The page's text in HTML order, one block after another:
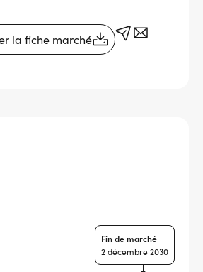
la fiche marché
Fin de marché
2 décembre 2030